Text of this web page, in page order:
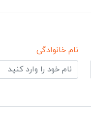
نام خانوادگی